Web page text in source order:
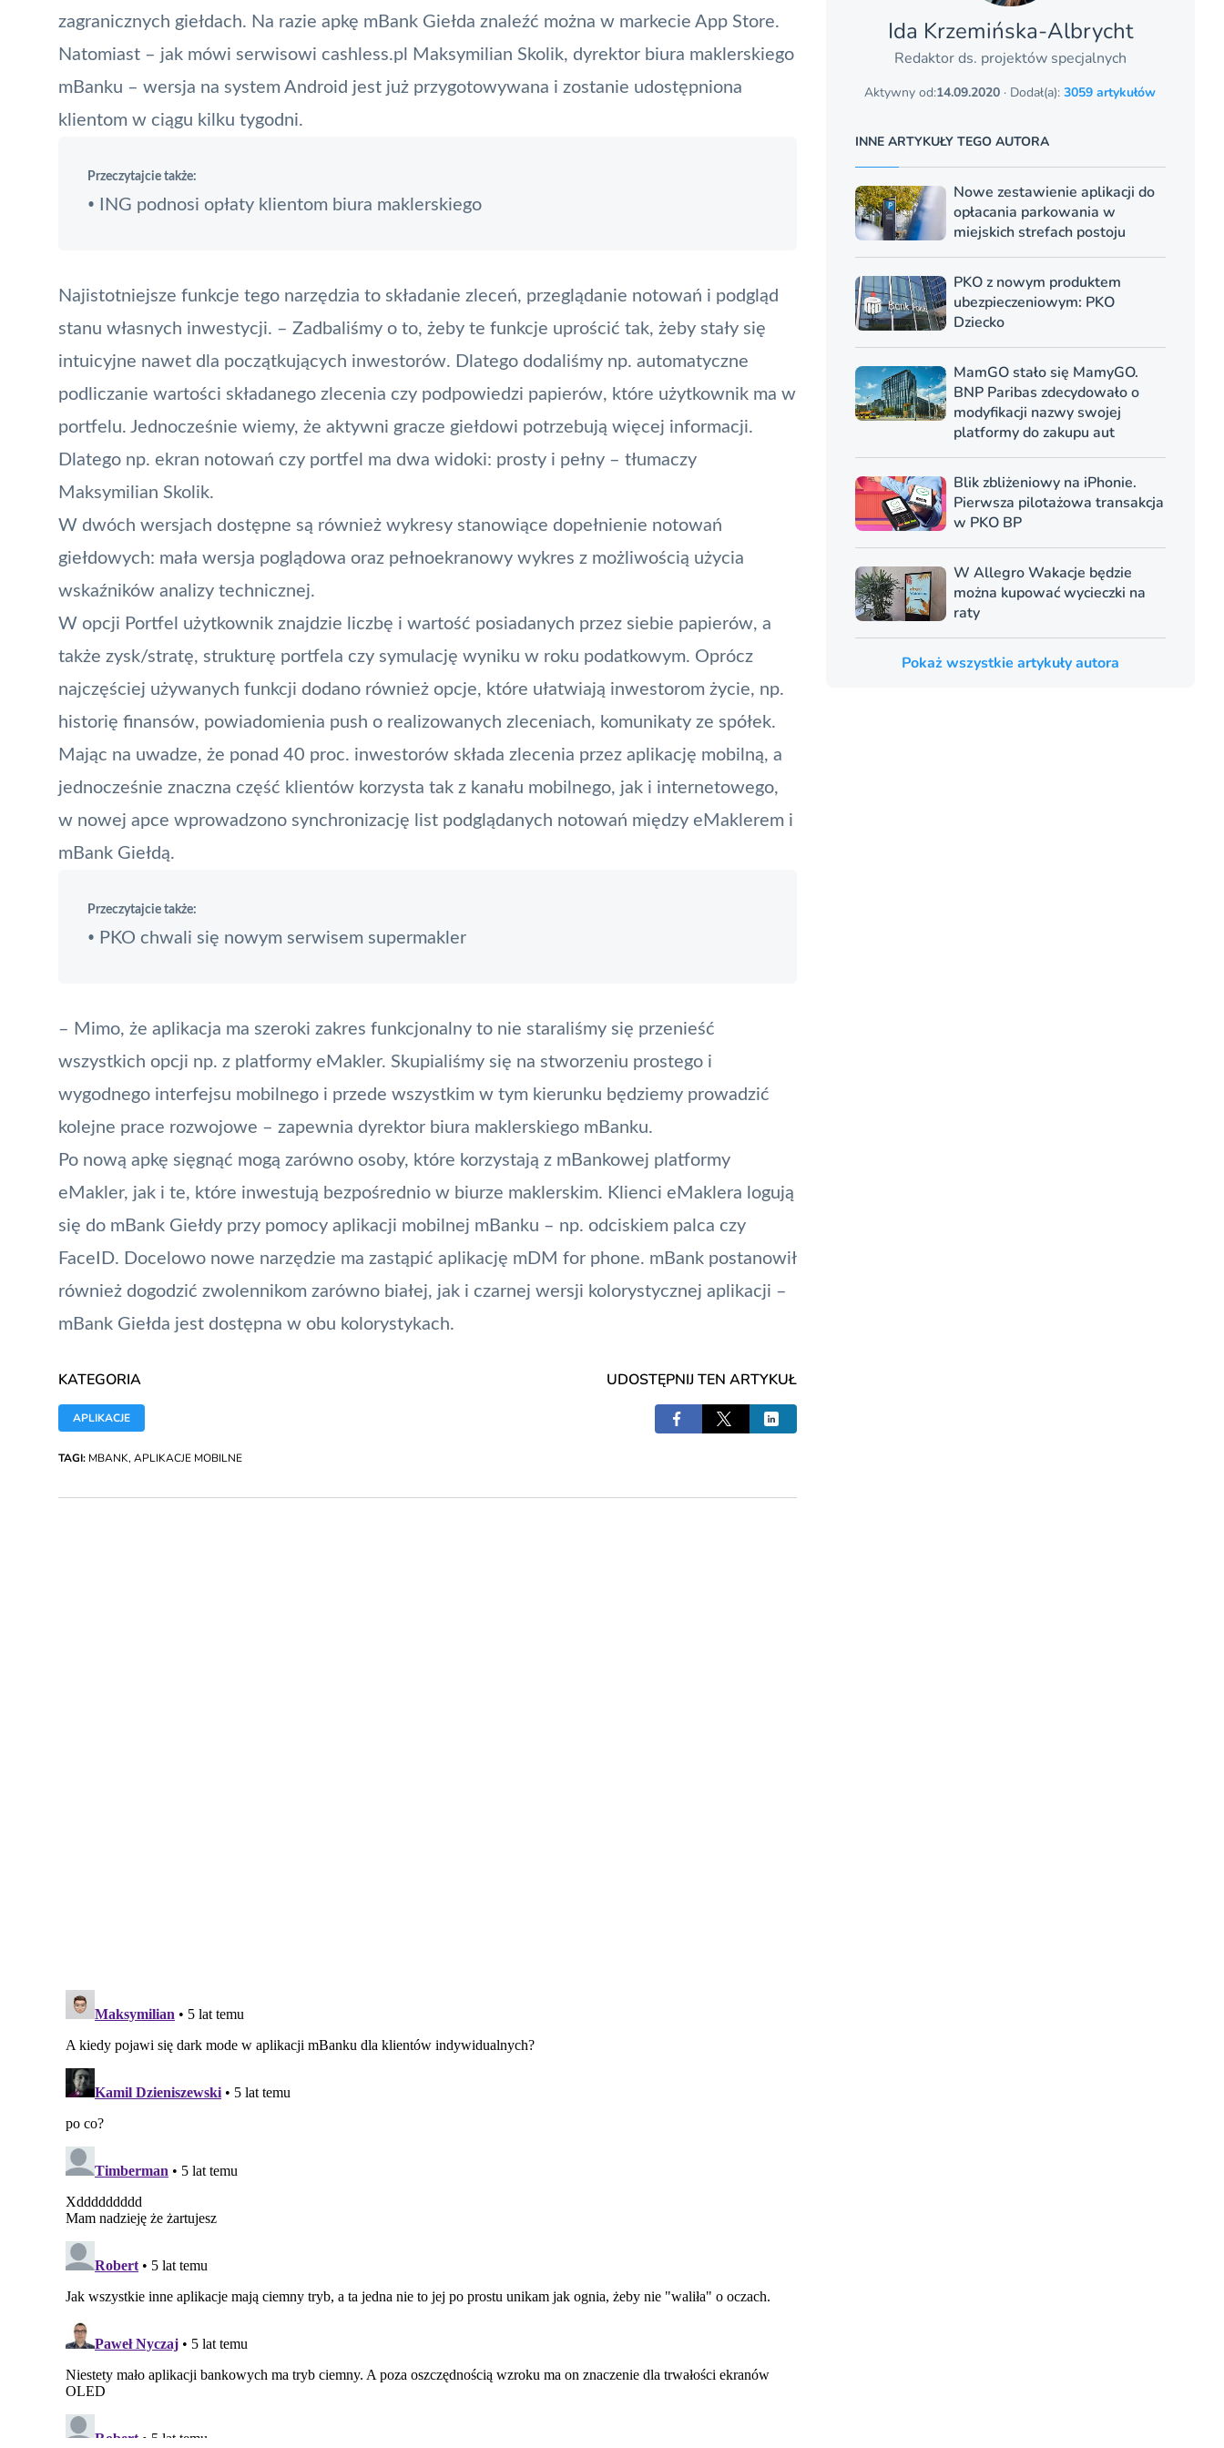
zagranicznych giełdach. Na razie apkę mBank Giełda znaleźć można w markecie App Store.
Natomiast – jak mówi serwisowi cashless.pl Maksymilian Skolik, dyrektor biura maklerskiego
mBanku – wersja na system Android jest już przygotowywana i zostanie udostępniona
klientom w ciągu kilku tygodni.
Przeczytajcie także:
• ING podnosi opłaty klientom biura maklerskiego
Najistotniejsze funkcje tego narzędzia to składanie zleceń, przeglądanie notowań i podgląd
stanu własnych inwestycji. – Zadbaliśmy o to, żeby te funkcje uprościć tak, żeby stały się
intuicyjne nawet dla początkujących inwestorów. Dlatego dodaliśmy np. automatyczne
podliczanie wartości składanego zlecenia czy podpowiedzi papierów, które użytkownik ma w
portfelu. Jednocześnie wiemy, że aktywni gracze giełdowi potrzebują więcej informacji.
Dlatego np. ekran notowań czy portfel ma dwa widoki: prosty i pełny – tłumaczy
Maksymilian Skolik.
W dwóch wersjach dostępne są również wykresy stanowiące dopełnienie notowań
giełdowych: mała wersja poglądowa oraz pełnoekranowy wykres z możliwością użycia
wskaźników analizy technicznej.
W opcji Portfel użytkownik znajdzie liczbę i wartość posiadanych przez siebie papierów, a
także zysk/stratę, strukturę portfela czy symulację wyniku w roku podatkowym. Oprócz
najczęściej używanych funkcji dodano również opcje, które ułatwiają inwestorom życie, np.
historię finansów, powiadomienia push o realizowanych zleceniach, komunikaty ze spółek.
Mając na uwadze, że ponad 40 proc. inwestorów składa zlecenia przez aplikację mobilną, a
jednocześnie znaczna część klientów korzysta tak z kanału mobilnego, jak i internetowego,
w nowej apce wprowadzono synchronizację list podglądanych notowań między eMaklerem i
mBank Giełdą.
Przeczytajcie także:
• PKO chwali się nowym serwisem supermakler
– Mimo, że aplikacja ma szeroki zakres funkcjonalny to nie staraliśmy się przenieść
wszystkich opcji np. z platformy eMakler. Skupialiśmy się na stworzeniu prostego i
wygodnego interfejsu mobilnego i przede wszystkim w tym kierunku będziemy prowadzić
kolejne prace rozwojowe – zapewnia dyrektor biura maklerskiego mBanku.
Po nową apkę sięgnąć mogą zarówno osoby, które korzystają z mBankowej platformy
eMakler, jak i te, które inwestują bezpośrednio w biurze maklerskim. Klienci eMaklera logują
się do mBank Giełdy przy pomocy aplikacji mobilnej mBanku – np. odciskiem palca czy
FaceID. Docelowo nowe narzędzie ma zastąpić aplikację mDM for phone. mBank postanowił
również dogodzić zwolennikom zarówno białej, jak i czarnej wersji kolorystycznej aplikacji –
mBank Giełda jest dostępna w obu kolorystykach.
KATEGORIA
APLIKACJE
UDOSTĘPNIJ TEN ARTYKUŁ
TAGI: MBANK, APLIKACJE MOBILNE
Ida Krzemińska-Albrycht
Redaktor ds. projektów specjalnych
Aktywny od:14.09.2020 · Dodał(a):3059 artykułów
INNE ARTYKUŁY TEGO AUTORA
Nowe zestawienie aplikacji do
opłacania parkowania w
miejskich strefach postoju
PKO z nowym produktem
ubezpieczeniowym: PKO
Dziecko
MamGO stało się MamyGO.
BNP Paribas zdecydowało o
modyfikacji nazwy swojej
platformy do zakupu aut
Blik zbliżeniowy na iPhonie.
Pierwsza pilotażowa transakcja
w PKO BP
W Allegro Wakacje będzie
można kupować wycieczki na
raty
Pokaż wszystkie artykuły autora